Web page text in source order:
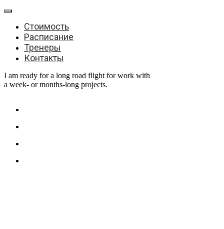
Стоимость
Расписание
Тренеры
Контакты
I am ready for a long road flight for work with
a week- or months-long projects.